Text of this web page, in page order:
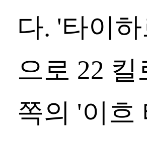
다. '타이
으로 22
쪽의 '이흐